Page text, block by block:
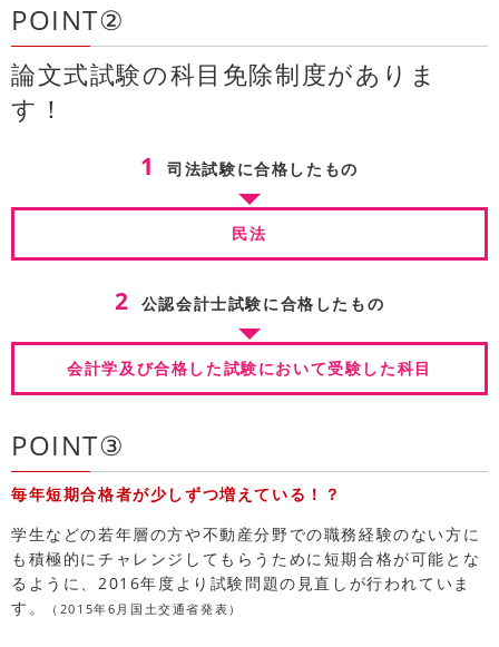
POINT②
論文式試験の科目免除制度がありま
す！
1 司法試験に合格したもの
民法
2 公認会計士試験に合格したもの
会計学及び合格した試験において受験した科目
POINT③
毎年短期合格者が少しずつ増えている！？
学生などの若年層の方や不動産分野での職務経験のない方に
も積極的にチャレンジしてもらうために短期合格が可能とな
るように、2016年度より試験問題の見直しが行われていま
す。
（2015年6月国土交通省発表）